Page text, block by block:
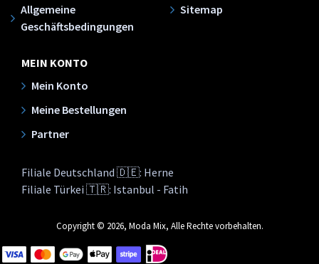
Allgemeine
Geschäftsbedingungen
Sitemap
MEIN KONTO
Mein Konto
Meine Bestellungen
Partner
Filiale Deutschland 🇩🇪: Herne
Filiale Türkei 🇹🇷: Istanbul - Fatih
Copyright © 2026, Moda Mix, Alle Rechte vorbehalten.